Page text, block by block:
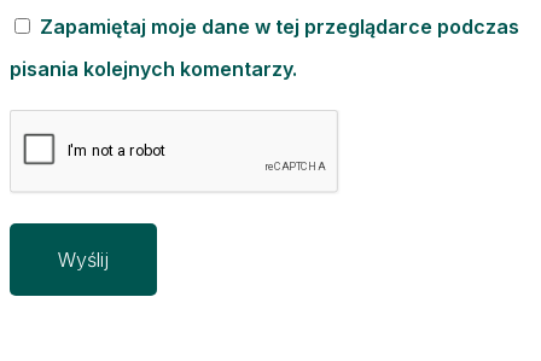
Zapamiętaj moje dane w tej przeglądarce podczas
pisania kolejnych komentarzy.